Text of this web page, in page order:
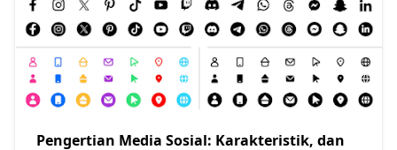
Pengertian Media Sosial: Karakteristik, dan